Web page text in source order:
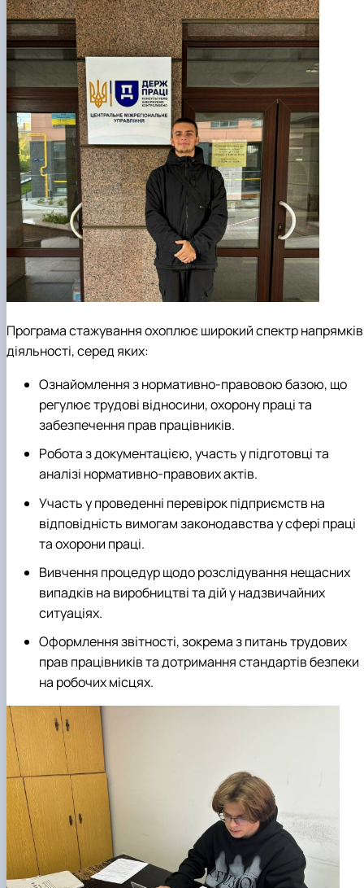
Програма стажування охоплює широкий спектр напрямків
діяльності, серед яких:
Ознайомлення з нормативно-правовою базою, що
регулює трудові відносини, охорону праці та
забезпечення прав працівників.
Робота з документацією, участь у підготовці та
аналізі нормативно-правових актів.
Участь у проведенні перевірок підприємств на
відповідність вимогам законодавства у сфері праці
та охорони праці.
Вивчення процедур щодо розслідування нещасних
випадків на виробництві та дій у надзвичайних
ситуаціях.
Оформлення звітності, зокрема з питань трудових
прав працівників та дотримання стандартів безпеки
на робочих місцях.